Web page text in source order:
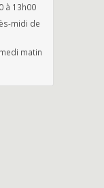
à 13h00
midi de
matin